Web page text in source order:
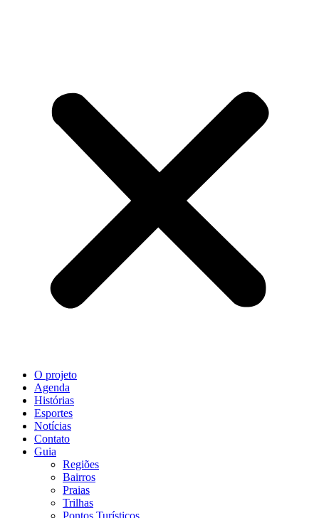
O projeto
Agenda
Histórias
Esportes
Notícias
Contato
Guia
Regiões
Bairros
Praias
Trilhas
Pontos Turísticos